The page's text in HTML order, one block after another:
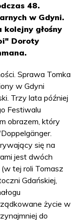
48.
w Gdyni.
głośny
Doroty
Sprawa Tomka
w Gdyni
Trzy lata później
Festiwalu
obrazem, który
się na
jest dwóch
tej roli Tomasz
Gdańskiej,
życie w
do